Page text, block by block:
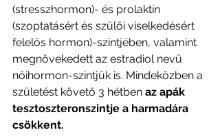
(stresszhormon)- és prolaktin
(szoptatásért és szülői viselkedésért
felelős hormon)-szintjében, valamint
megnövekedett az estradiol nevű
nőihormon-szintjük is. Mindeközben a
születést követő 3 hétben az apák
tesztoszteronszintje a harmadára
csökkent.